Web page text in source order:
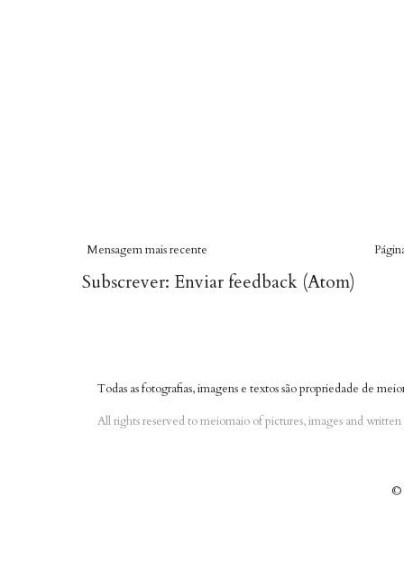
Mensagem mais recente
Subscrever: Enviar feedback (Atom)
Todas as fotografias, imagens e textos são propriedade de
All rights reserved to meiomaio of pictures, images and
©